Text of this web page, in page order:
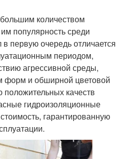
количеством
популярность среди
первую очередь отличается
периодом,
агрессивной среды,
форм и обширной цветовой
качеств
гидроизоляционные
гарантированную